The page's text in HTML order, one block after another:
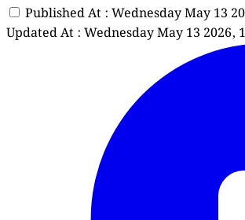
Published At : Wednesday May 13
Updated At : Wednesday May 13 2026,